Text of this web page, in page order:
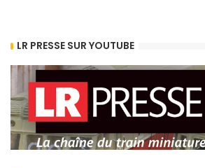
LR PRESSE SUR YOUTUBE